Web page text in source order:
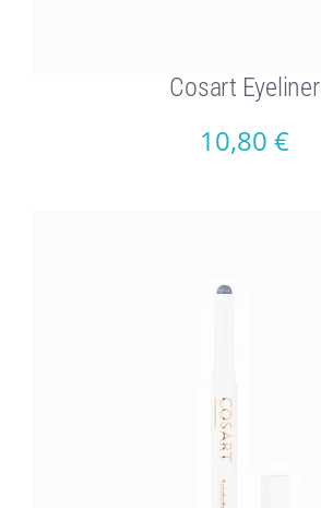
Cosart Eyeliner
10,80 €